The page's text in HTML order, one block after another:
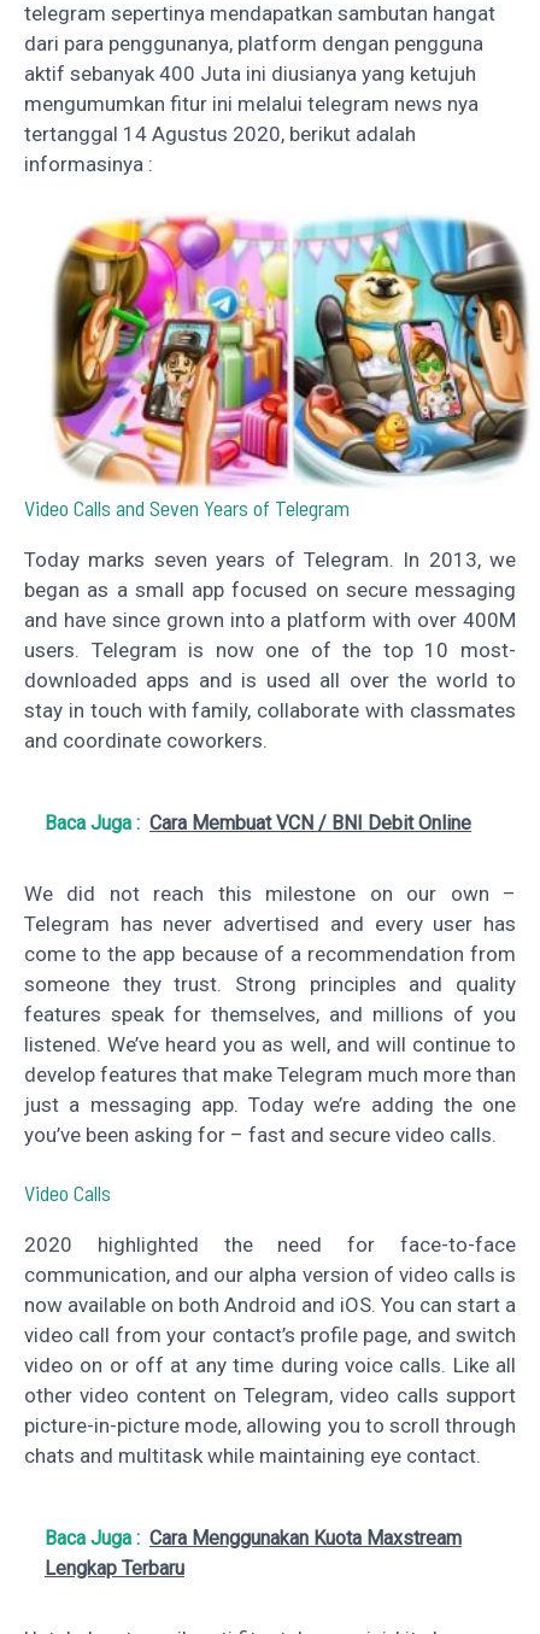
telegram sepertinya mendapatkan sambutan hangat
dari para penggunanya, platform dengan pengguna
aktif sebanyak 400 Juta ini diusianya yang ketujuh
mengumumkan fitur ini melalui telegram news nya
tertanggal 14 Agustus 2020, berikut adalah
informasinya :
Video Calls and Seven Years of Telegram
Today marks seven years of Telegram. In 2013, we
began as a small app focused on secure messaging
and have since grown into a platform with over 400M
users. Telegram is now one of the top 10 most-
downloaded apps and is used all over the world to
stay in touch with family, collaborate with classmates
and coordinate coworkers.
Baca Juga : Cara Membuat VCN / BNI Debit Online
We did not reach this milestone on our own –
Telegram has never advertised and every user has
come to the app because of a recommendation from
someone they trust. Strong principles and quality
features speak for themselves, and millions of you
listened. We’ve heard you as well, and will continue to
develop features that make Telegram much more than
just a messaging app. Today we’re adding the one
you’ve been asking for – fast and secure video calls.
Video Calls
2020 highlighted the need for face-to-face
communication, and our alpha version of video calls is
now available on both Android and iOS. You can start a
video call from your contact’s profile page, and switch
video on or off at any time during voice calls. Like all
other video content on Telegram, video calls support
picture-in-picture mode, allowing you to scroll through
chats and multitask while maintaining eye contact.
Baca Juga : Cara Menggunakan Kuota Maxstream
Lengkap Terbaru